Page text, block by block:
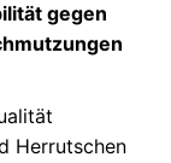
gegen
Herrutschen